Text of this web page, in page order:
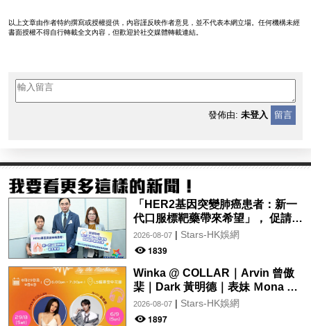
以上文章由作者特約撰寫或授權提供，內容謹反映作者意見，並不代表本網立場。任何機構未經
書面授權不得自行轉載全文內容，但歡迎於社交媒體轉載連結。
發佈由: 未登入 留言
「HER2基因突變肺癌患者：新一
代口服標靶藥帶來希望」， 促請政
府加快納入藥物名冊，助患者及早
受惠
2026-08-07| Stars-HK娛網
1839
Winka @ COLLAR｜Arvin 曾傲
棐｜Dark 黃明德｜表妹 Ｍona 8
月29日起登陸L5維港空中花園 |
wwwtc mall 首度呈獻「Music
2026-08-07| Stars-HK娛網
1897